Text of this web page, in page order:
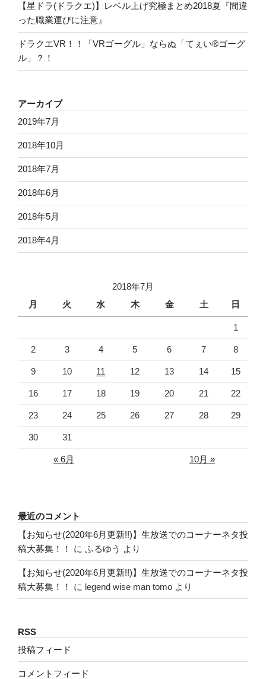
【星ドラ(ドラクエ)】レベル上げ究極まとめ2018夏『間違
った職業運びに注意』
ドラクエVR！！「VRゴーグル」ならぬ「てぇい®ゴーグ
ル」？！
アーカイブ
2019年7月
2018年10月
2018年7月
2018年6月
2018年5月
2018年4月
2018年7月
月
火 水 木 金 土 日
1
2 3 4 5 6 7 8
9 10 11 12 13 14 15
16 17 18 19 20 21 22
23 24 25 26 27 28 29
30 31
« 6月 10月 »
最近のコメント
【お知らせ(2020年6月更新!!)】生放送でのコーナーネタ投
稿大募集！！
に ふるゆう より
【お知らせ(2020年6月更新!!)】生放送でのコーナーネタ投
稿大募集！！
に legend wise man tomo より
RSS
投稿フィード
コメントフィード